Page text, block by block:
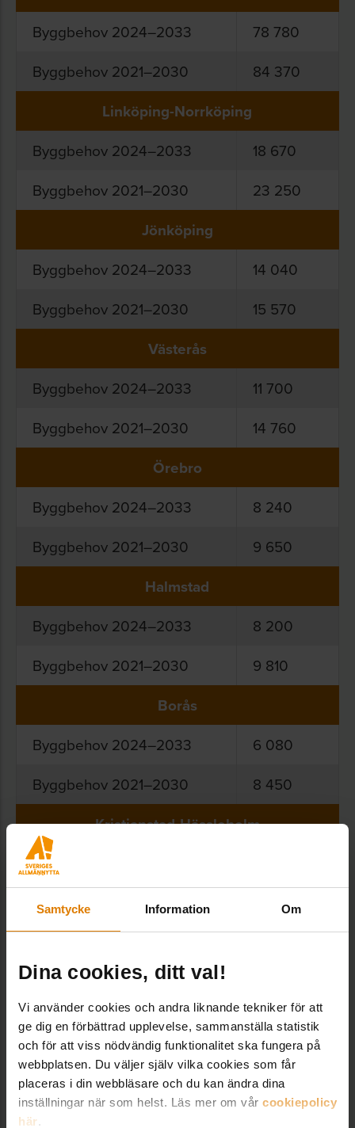
Samtycke Information Om
Dina cookies, ditt val!
Vi använder cookies och andra liknande tekniker för att
ge dig en förbättrad upplevelse, sammanställa statistik
och för att viss nödvändig funktionalitet ska fungera på
webbplatsen. Du väljer själv vilka cookies som får
placeras i din webbläsare och du kan ändra dina
inställningar när som helst. Läs mer om vår cookiepolicy
här.
Byggbehov 2024–2033
78 780
Byggbehov 2021–2030
84 370
Linköping-Norrköping
Byggbehov 2024–2033
18 670
Byggbehov 2021–2030
23 250
Jönköping
Byggbehov 2024–2033
14 040
Byggbehov 2021–2030
15 570
Västerås
Byggbehov 2024–2033
11 700
Byggbehov 2021–2030
14 760
Örebro
Byggbehov 2024–2033
8 240
Byggbehov 2021–2030
9 650
Halmstad
Byggbehov 2024–2033
8 200
Byggbehov 2021–2030
9 810
Borås
Byggbehov 2024–2033
6 080
Byggbehov 2021–2030
8 450
Kristianstad-Hässleholm
Byggbehov 2024–2033
Byggbehov 2021–2030
7 870
beräknat byggbehov samt en jämförelse med
det beräknade byggbehovet för tre år sedan.
Topplistan är densamma som 2021, men alla har
lägre beräknat byggbehov än för tre år sedan.
Den enda förändringen som har skett är att
Örebro nu har högre beräknat totalt byggbehov